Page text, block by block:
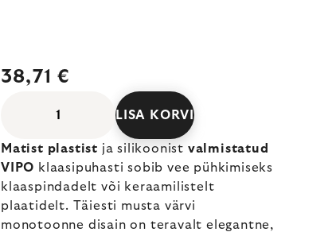
38,71 €
LISA KORVI
Matist plastist ja silikoonist valmistatud
VIPO klaasipuhasti sobib vee pühkimiseks
klaaspindadelt või keraamilistelt
plaatidelt. Täiesti musta värvi
monotoonne disain on teravalt elegantne,